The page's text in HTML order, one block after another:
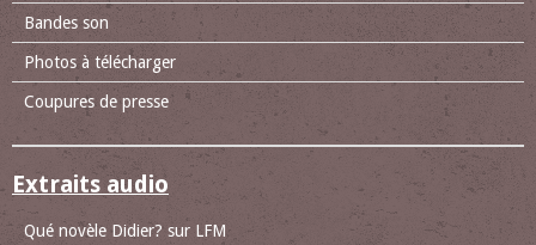
Bandes son
Photos à télécharger
Coupures de presse
Extraits audio
Qué novèle Didier? sur LFM